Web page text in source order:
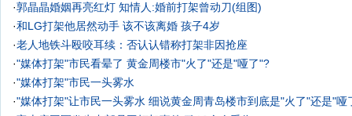
·郭晶晶婚姻再亮红灯 知情人:婚前打架曾动刀(组图)
·和LG打架他居然动手 该不该离婚 孩子4岁
·老人地铁斗殴咬耳续：否认认错称打架非因抢座
·"媒体打架"市民看晕了 黄金周楼市"火了"还是"哑了"?
·"媒体打架"市民一头雾水
·"媒体打架"让市民一头雾水 细说黄金周青岛楼市到底是"火了"还是"哑